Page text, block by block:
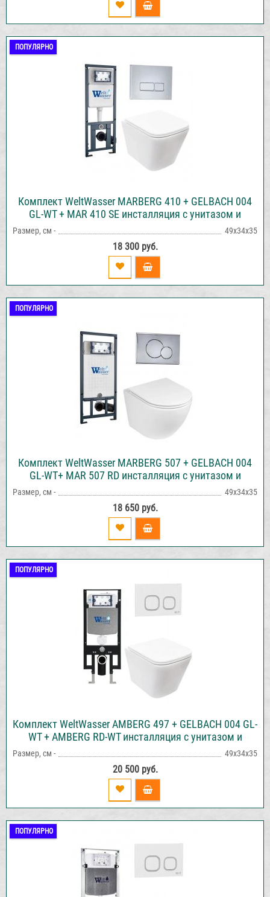
ПОПУЛЯРНО
Комплект WeltWasser MARBERG 410 + GELBACH 004
GL-WT + MAR 410 SE инсталляция с унитазом и
Размер, см - 49х34х35
18 300 руб.
ПОПУЛЯРНО
Комплект WeltWasser MARBERG 507 + GELBACH 004
GL-WT+ MAR 507 RD инсталляция с унитазом и
Размер, см - 49х34х35
18 650 руб.
ПОПУЛЯРНО
Комплект WeltWasser AMBERG 497 + GELBACH 004 GL-
WT + AMBERG RD-WT инсталляция с унитазом и
Размер, см - 49х34х35
20 500 руб.
ПОПУЛЯРНО